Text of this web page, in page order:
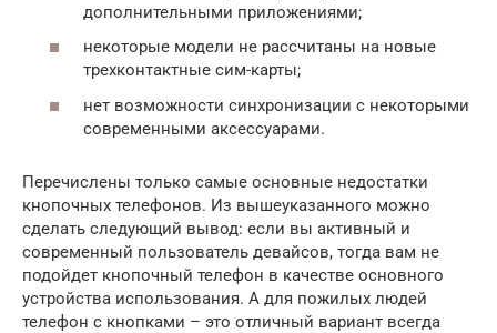
дополнительными приложениями;
некоторые модели не рассчитаны на новые
трехконтактные сим-карты;
нет возможности синхронизации с некоторыми
современными аксессуарами.
Перечислены только самые основные недостатки
кнопочных телефонов. Из вышеуказанного можно
сделать следующий вывод: если вы активный и
современный пользователь девайсов, тогда вам не
подойдет кнопочный телефон в качестве основного
устройства использования. А для пожилых людей
телефон с кнопками – это отличный вариант всегда